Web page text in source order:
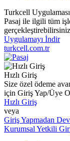
Turkcell
Pasaj ile ilgili tüm
Uygulamayı İndir
turkcell.com.tr
Hızlı Giriş
Size özel ödeme
için Giriş Yap/Üye
Hızlı Giriş
veya
Giriş Yapmadan
Kurumsal Yetkili